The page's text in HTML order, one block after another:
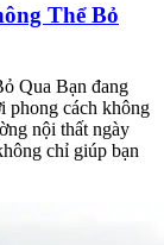
Thể Bỏ
Qua Bạn đang
phong cách không
nội thất ngày
chỉ giúp bạn